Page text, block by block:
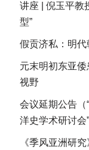
讲座 | 倪玉平教
型”
假贡济私：明
元末明初东亚倭
视野
会议延期公告（
洋史学术研讨会”
《季风亚洲研